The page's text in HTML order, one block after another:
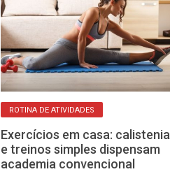
ROTINA DE ATIVIDADES
Exercícios em casa: calistenia
e treinos simples dispensam
academia convencional